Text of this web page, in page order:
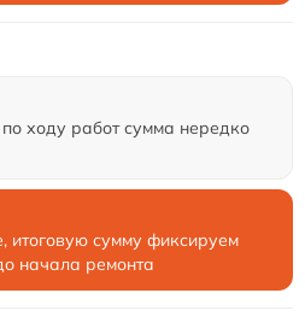
ходу работ сумма нередко
итоговую сумму фиксируем
начала ремонта